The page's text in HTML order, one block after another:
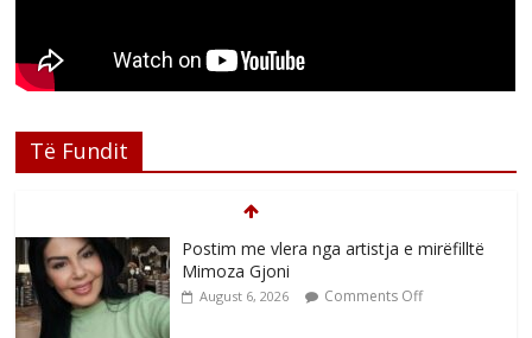
Të Fundit
Nga poetja atdhetare Kumrie Shala -
BOLL MO
August 6, 2026 Comments Off